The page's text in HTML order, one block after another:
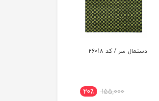
دستمال سر / کد 26015
155,000 20٪